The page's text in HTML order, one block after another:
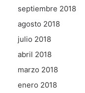
septiembre 2018
agosto 2018
julio 2018
abril 2018
marzo 2018
enero 2018